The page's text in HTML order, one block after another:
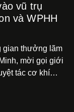
vũ trụ
và WPHH
gian thưởng lãm
Minh, mời gọi giới
tác cơ khí